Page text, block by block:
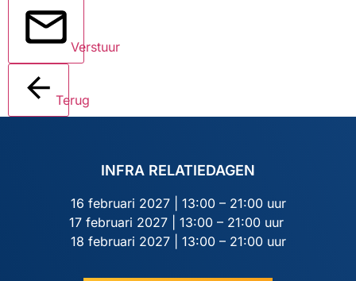
Verstuur
Terug
INFRA RELATIEDAGEN
16 februari 2027 | 13:00 – 21:00 uur
17 februari 2027 | 13:00 – 21:00 uur
18 februari 2027 | 13:00 – 21:00 uur